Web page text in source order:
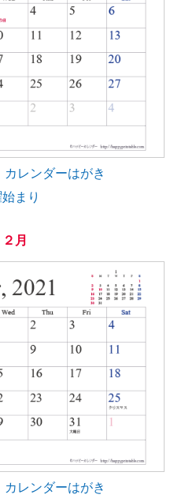
カレンダーはがき
まり
２月
カレンダーはがき